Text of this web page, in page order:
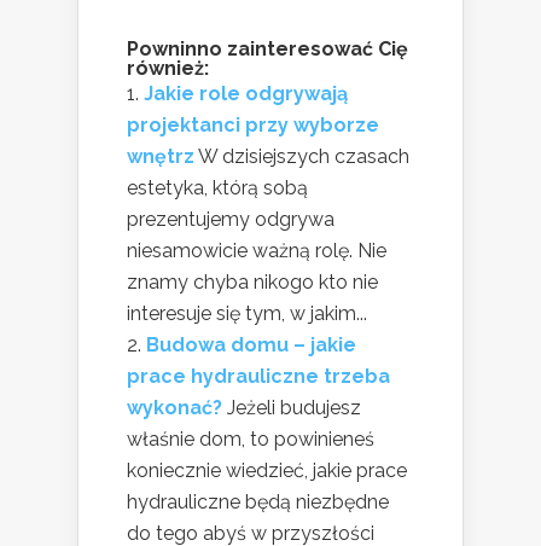
Powninno zainteresować Cię
również:
Jakie role odgrywają
projektanci przy wyborze
wnętrz W dzisiejszych czasach
estetyka, którą sobą
prezentujemy odgrywa
niesamowicie ważną rolę. Nie
znamy chyba nikogo kto nie
interesuje się tym, w jakim...
Budowa domu – jakie
prace hydrauliczne trzeba
wykonać? Jeżeli budujesz
właśnie dom, to powinieneś
koniecznie wiedzieć, jakie prace
hydrauliczne będą niezbędne
do tego abyś w przyszłości